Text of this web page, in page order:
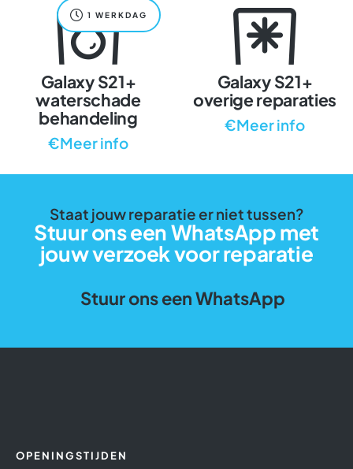
1 WERKDAG
Galaxy S21+
waterschade
behandeling
€Meer info
Galaxy S21+
overige reparaties
€Meer info
Staat jouw reparatie er niet tussen?
Stuur ons een WhatsApp met
jouw verzoek voor reparatie
Stuur ons een WhatsApp
OPENINGSTIJDEN